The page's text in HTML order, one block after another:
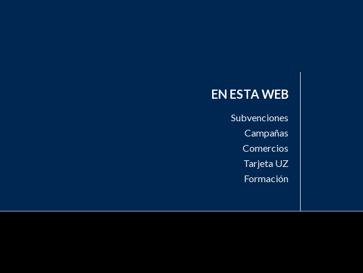
EN ESTA WEB
Subvenciones
Campañas
Comercios
Tarjeta UZ
Formación